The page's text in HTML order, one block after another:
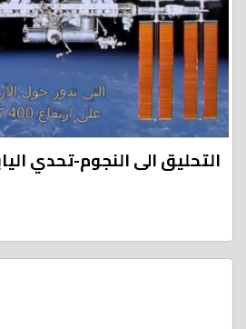
التحليق الى النجوم-تحدي